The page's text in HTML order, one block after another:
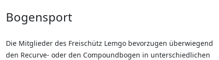
Bogensport
Die Mitglieder des Freischütz Lemgo bevorzugen überwiegend
den Recurve- oder den Compoundbogen in unterschiedlichen